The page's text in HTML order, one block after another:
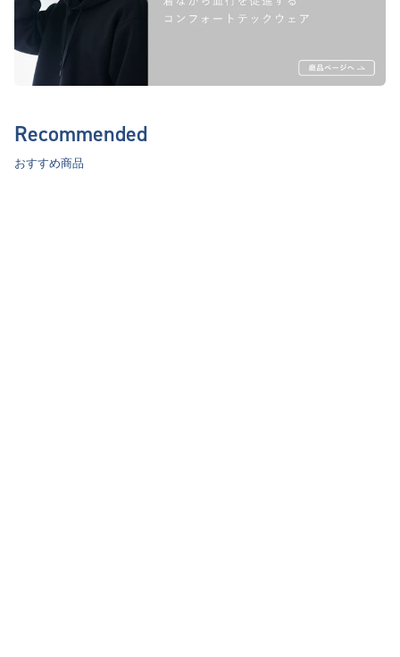
Recommended
おすすめ商品